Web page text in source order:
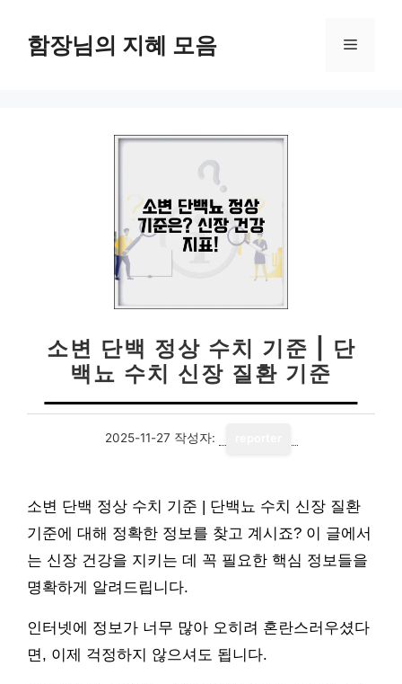
함장님의 지혜 모음 메
소변 단백 정상 수치 기준 | 단
백뇨 수치 신장 질환 기준
2025-11-27 작성자:
소변 단백 정상 수치 기준 | 단백뇨 수치 신장 질환
기준에 대해 정확한 정보를 찾고 계시죠? 이 글에서
는 신장 건강을 지키는 데 꼭 필요한 핵심 정보들을
명확하게 알려드립니다.
인터넷에 정보가 너무 많아 오히려 혼란스러우셨다
면, 이제 걱정하지 않으셔도 됩니다.